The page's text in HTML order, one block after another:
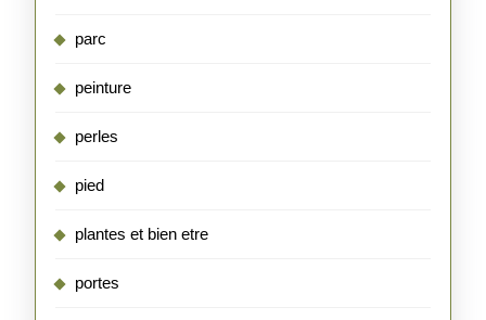
parc
peinture
perles
pied
plantes et bien etre
portes